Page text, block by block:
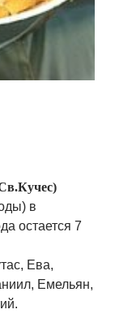
в
остается 7
Ева,
Емельян,